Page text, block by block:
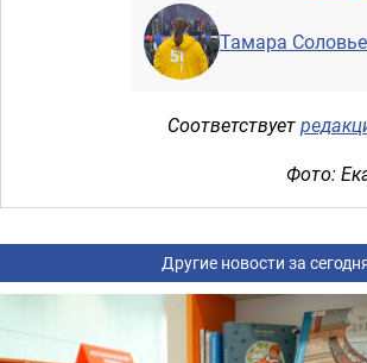
Тамара
Соответствует
Фото:
Другие новости за